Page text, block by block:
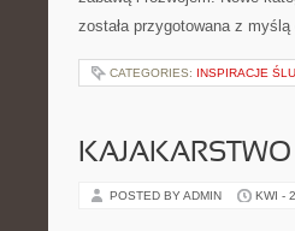
została przygotowana z
CATEGORIES: INSPIRACJE
POSTED BY ADMIN KWI -